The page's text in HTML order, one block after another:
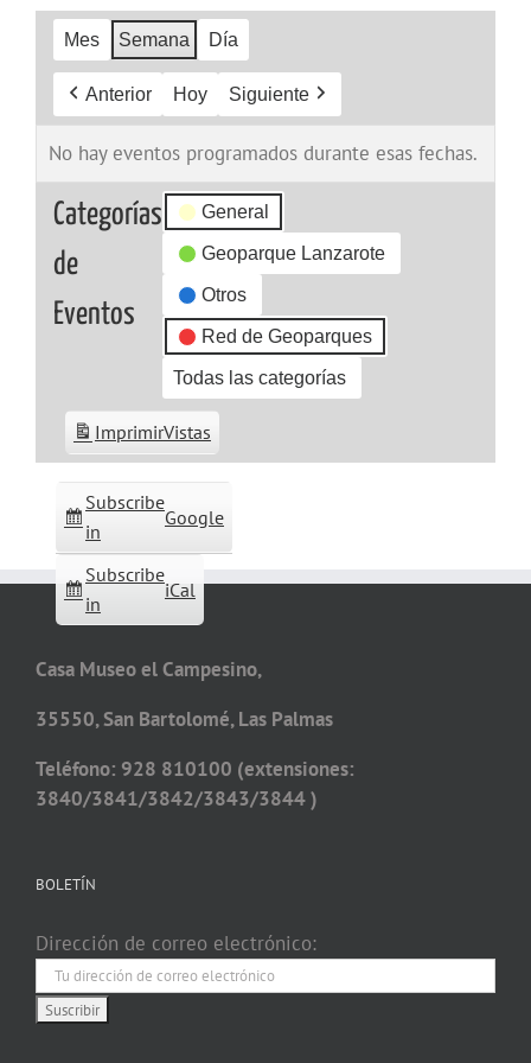
Mes Semana Día
Anterior Hoy Siguiente
No hay eventos programados durante esas fechas.
Categorías
de
Eventos
General
Geoparque Lanzarote
Otros
Red de Geoparques
Todas las categorías
Subscribe
in
Google
Subscribe
in
iCal
ImprimirVistas
Casa Museo el Campesino,
35550, San Bartolomé, Las Palmas
Teléfono: 928 810100 (extensiones:
3840/3841/3842/3843/3844 )
BOLETÍN
Dirección de correo electrónico: